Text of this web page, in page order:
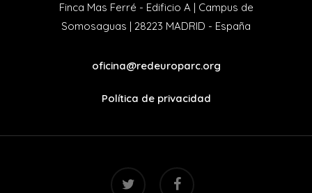
Finca Mas Ferré - Edificio A | Campus de
Somosaguas | 28223 MADRID - España
oficina@redeuroparc.org
Política de privacidad
twitter facebook